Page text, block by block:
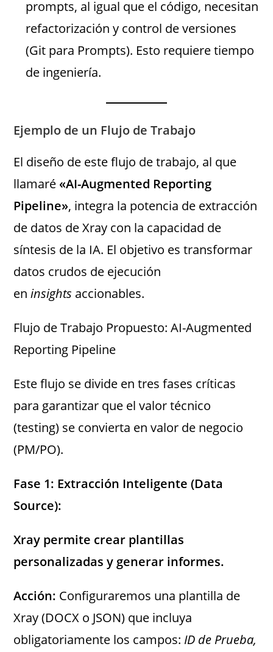
prompts, al igual que el código, necesitan
refactorización y control de versiones
(Git para Prompts). Esto requiere tiempo
de ingeniería.
Ejemplo de un Flujo de Trabajo
El diseño de este flujo de trabajo, al que
llamaré«AI-Augmented Reporting
Pipeline», integra la potencia de extracción
de datos de Xray con la capacidad de
síntesis de la IA. El objetivo es transformar
datos crudos de ejecución
eninsights accionables.
Flujo de Trabajo Propuesto: AI-Augmented
Reporting Pipeline
Este flujo se divide en tres fases críticas
para garantizar que el valor técnico
(testing) se convierta en valor de negocio
(PM/PO).
Fase 1: Extracción Inteligente (Data
Source):
Xray permite crear plantillas
personalizadas y generar informes.
Acción: Configuraremos una plantilla de
Xray (DOCX o JSON) que incluya
obligatoriamente los campos: ID de Prueba,